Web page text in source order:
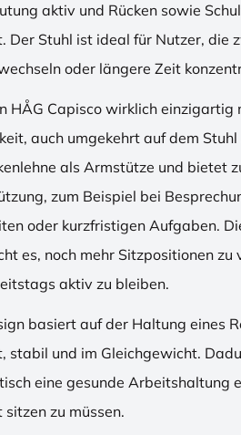
aktiv und Rücken sowie
Der Stuhl ist ideal für Nutzer, die
oder längere Zeit
HÅG Capisco wirklich einzigartig
auch umgekehrt auf dem
als Armstütze und bietet
zum Beispiel bei
oder kurzfristigen Aufgaben.
es, noch mehr Sitzpositionen
aktiv zu bleiben.
basiert auf der Haltung eines
stabil und im Gleichgewicht.
eine gesunde Arbeitshaltung
sitzen zu müssen.